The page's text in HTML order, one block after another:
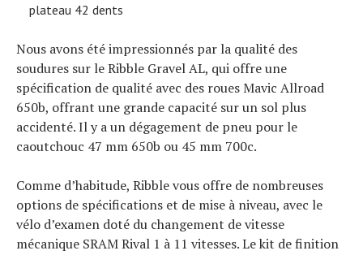
plateau 42 dents
Nous avons été impressionnés par la qualité des
soudures sur le Ribble Gravel AL, qui offre une
spécification de qualité avec des roues Mavic Allroad
650b, offrant une grande capacité sur un sol plus
accidenté. Il y a un dégagement de pneu pour le
caoutchouc 47 mm 650b ou 45 mm 700c.
Comme d’habitude, Ribble vous offre de nombreuses
options de spécifications et de mise à niveau, avec le
vélo d’examen doté du changement de vitesse
mécanique SRAM Rival 1 à 11 vitesses. Le kit de finition